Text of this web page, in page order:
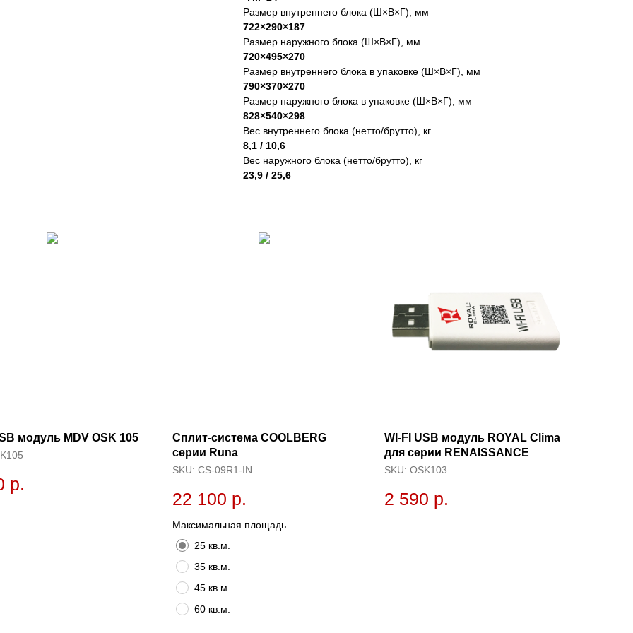
Размер внутреннего блока (Ш×В×Г), мм
722×290×187
Размер наружного блока (Ш×В×Г), мм
720×495×270
Размер внутреннего блока в упаковке (Ш×В×Г), мм
790×370×270
Размер наружного блока в упаковке (Ш×В×Г), мм
828×540×298
Вес внутреннего блока (нетто/брутто), кг
8,1 / 10,6
Вес наружного блока (нетто/брутто), кг
23,9 / 25,6
модуль MDV OSK 105
р.
Сплит-система СOOLBERG
серии Runa
SKU: CS-09R1-IN
22 100 р.
Максимальная площадь
25 кв.м.
35 кв.м.
45 кв.м.
60 кв.м.
WI-FI USB модуль ROYAL Clima
для серии RENAISSANCE
SKU: OSK103
2 590 р.